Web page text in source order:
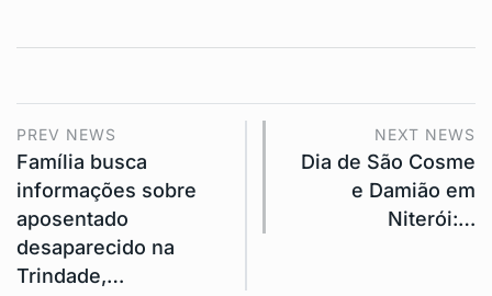
PREV NEWS
Família busca
informações sobre
aposentado
desaparecido na
Trindade,…
NEXT NEWS
Dia de São Cosme
e Damião em
Niterói:…